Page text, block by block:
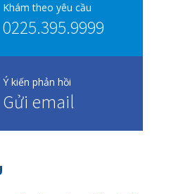
Khám theo yêu cầu
0225.395.9999
Ý kiến phản hồi
Gửi email